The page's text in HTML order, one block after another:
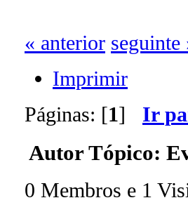
« anterior seguinte
Imprimir
Páginas: [1] Ir
AutorTópico:
0 Membros e 1